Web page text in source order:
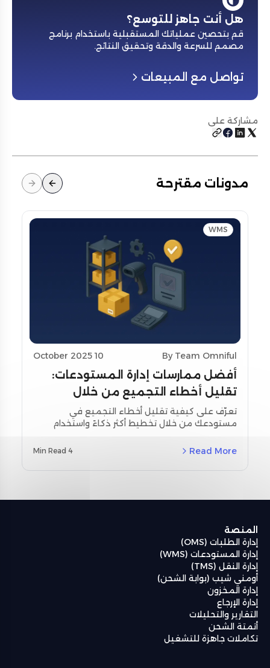
هل أنت جاهز للتوسع؟
قم بتحصين عملياتك المستقبلية باستخدام برنامج
مصمم للسرعة والدقة وتحقيق النتائج.
تواصل مع المبيعات
مشاركة على
مدونات مقترحة
WMS
By Team Omniful
10 October 2025
أفضل ممارسات إدارة المستودعات:
تقليل أخطاء التجميع من خلال
تحسين التخطيط واستخدام أدوات
المسح
تعرّف على كيفية تقليل أخطاء التجميع في
مستودعك من خلال تخطيط أكثر ذكاءً واستخدام
مخصصة لمنطقة الشرق الأوسط وشمال أفريقيا
المستودعات من أومنيفل (Omniful WMS).
Read More
4 Min Read
المنصة
إدارة الطلبات (OMS)
إدارة المستودعات (WMS)
إدارة النقل (TMS)
أومني شيب (بوابة الشحن)
إدارة المخزون
إدارة الإرجاع
التقارير والتحليلات
أتمتة الشحن
تكاملات جاهزة للتشغيل